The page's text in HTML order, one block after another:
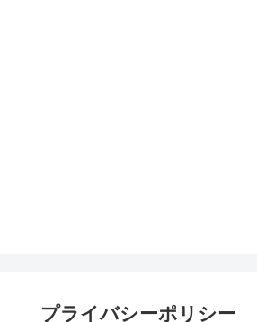
プライバシーポリシー